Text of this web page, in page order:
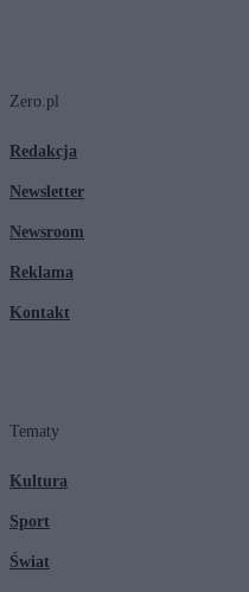
Zero.pl
Redakcja
Newsletter
Newsroom
Reklama
Kontakt
Tematy
Kultura
Sport
Świat